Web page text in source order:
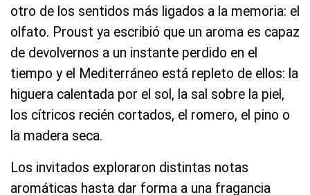
otro de los sentidos más ligados a la memoria: el
olfato. Proust ya escribió que un aroma es capaz
de devolvernos a un instante perdido en el
tiempo y el Mediterráneo está repleto de ellos: la
higuera calentada por el sol, la sal sobre la piel,
los cítricos recién cortados, el romero, el pino o
la madera seca.
Los invitados exploraron distintas notas
aromáticas hasta dar forma a una fragancia